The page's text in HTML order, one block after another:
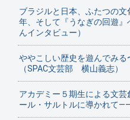
ブラジルと日本、ふたつの
年、そして『うなぎの回遊
んインタビュー）
ややこしい歴史を遊んでみ
（SPAC文芸部 横山義志）
アカデミー５期生による文
ール・サルトルに導かれて——